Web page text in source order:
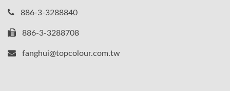
886-3-3288840
886-3-3288708
fanghui@topcolour.com.tw